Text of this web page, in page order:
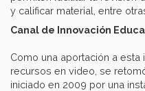
y calificar material, entre
Canal de Innovación
Como una aportación a
recursos en video, se
iniciado en 2009 por una